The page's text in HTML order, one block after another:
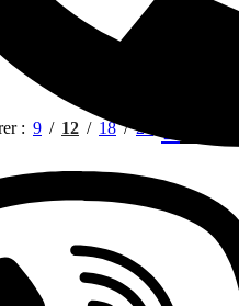
9 12 18 24